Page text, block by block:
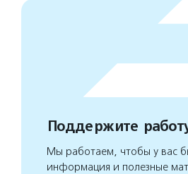
Поддержите
Мы работаем, чтобы у вас
информация и полезные